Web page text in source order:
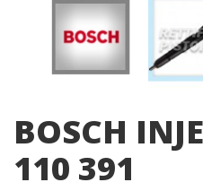
BOSCH
110 391